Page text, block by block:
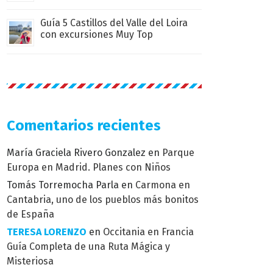
Guía 5 Castillos del Valle del Loira
con excursiones Muy Top
Comentarios recientes
María Graciela Rivero Gonzalez en Parque
Europa en Madrid. Planes con Niños
Tomás Torremocha Parla en Carmona en
Cantabria, uno de los pueblos más bonitos
de España
TERESA LORENZO en Occitania en Francia
Guía Completa de una Ruta Mágica y
Misteriosa